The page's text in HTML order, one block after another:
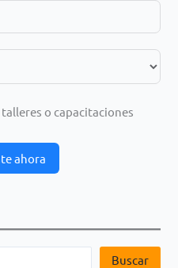
o capacitaciones
ahora
Buscar